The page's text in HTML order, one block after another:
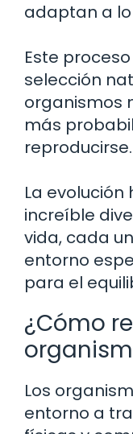
adaptan a
Este
selección
organismos
más
reproducirse.
La
increíble
vida, cada
entorno
para el
¿Cómo
Los
entorno a